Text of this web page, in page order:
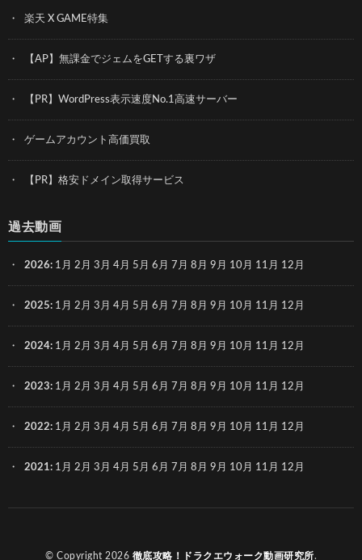
楽天 X GAME特集
【AP】無課金でジェムをGETする裏ワザ
【PR】WordPress表示速度No.1高速サーバー
ゲームアカウント高価買取
【PR】格安ドメイン取得サービス
過去動画
2026: 1月 2月 3月 4月 5月 6月 7月 8月 9月 10月 11月 12月
2025: 1月 2月 3月 4月 5月 6月 7月 8月 9月 10月 11月 12月
2024: 1月 2月 3月 4月 5月 6月 7月 8月 9月 10月 11月 12月
2023: 1月 2月 3月 4月 5月 6月 7月 8月 9月 10月 11月 12月
2022: 1月 2月 3月 4月 5月 6月 7月 8月 9月 10月 11月 12月
2021: 1月 2月 3月 4月 5月 6月 7月 8月 9月 10月 11月 12月
© Copyright 2026 徹底攻略！ドラクエウォーク動画研究所.